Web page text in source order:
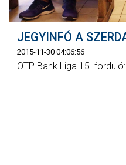
JEGYINFÓ A
2015-11-30 04:06:56
OTP Bank Liga 15.